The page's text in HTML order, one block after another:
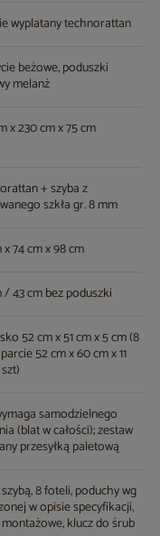
wyplatany technorattan
beżowe, poduszki
melanż
x 230 cm x 75 cm
+ szyba z
szkła gr. 8 mm
74 cm x 98 cm
/ 43 cm bez poduszki
52 cm x 51 cm x 5 cm (8
52 cm x 60 cm x 11
samodzielnego
(blat w całości); zestaw
przesyłką paletową
8 foteli, poduchy wg
w opisie specyfikacji,
klucz do śrub